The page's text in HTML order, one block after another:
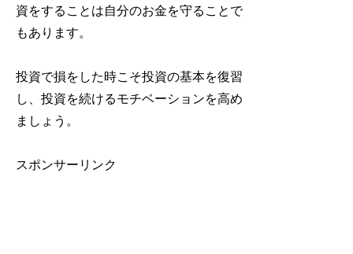
資をすることは自分のお金を守ることで
もあります。
投資で損をした時こそ投資の基本を復習
し、投資を続けるモチベーションを高め
ましょう。
スポンサーリンク